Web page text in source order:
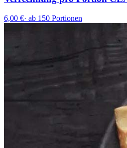
6,00 €· ab 150 Portionen